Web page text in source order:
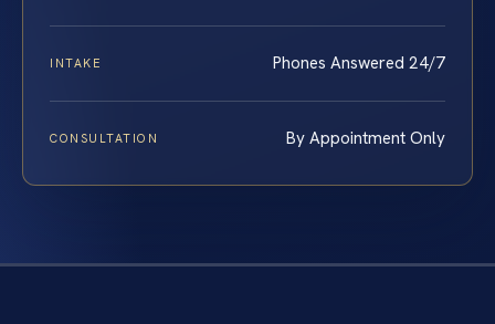
INTAKE Phones Answered 24/7
CONSULTATION By Appointment Only